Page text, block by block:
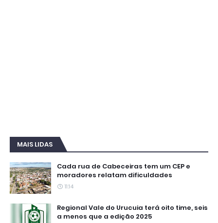
MAIS LIDAS
Cada rua de Cabeceiras tem um CEP e
moradores relatam dificuldades
11:14
Regional Vale do Urucuia terá oito time, seis
a menos que a edição 2025